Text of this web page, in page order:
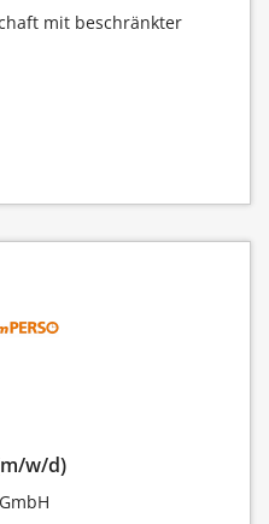
mit beschränkter
w/d)